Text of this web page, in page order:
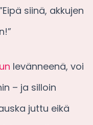
siinä, akkujen
levänneenä, voi
– ja silloin
juttu eikä